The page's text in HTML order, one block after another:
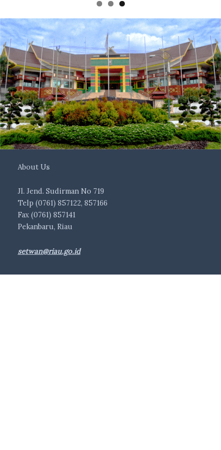
About Us
Jl. Jend. Sudirman No 719
Telp (0761) 857122, 857166
Fax (0761) 857141
Pekanbaru, Riau
setwan@riau.go.id